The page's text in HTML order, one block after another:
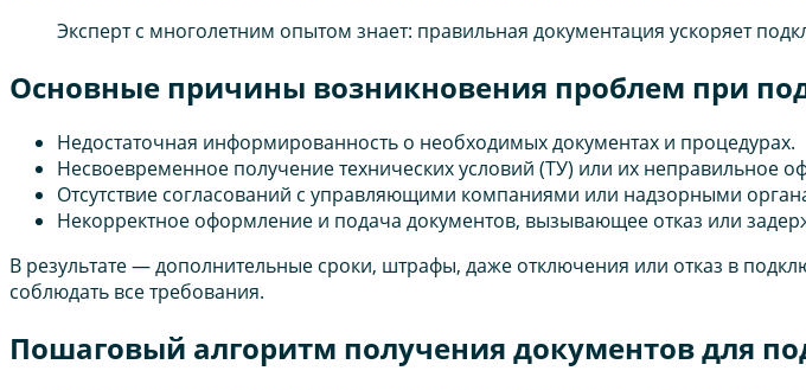
Эксперт с многолетним опытом знает: правильная документация ускоряет
Основные причины возникновения проблем при
Недостаточная информированность о необходимых документах и процедурах.
Несвоевременное получение технических условий (ТУ) или их неправильное
Отсутствие согласований с управляющими компаниями или надзорными
Некорректное оформление и подача документов, вызывающее отказ или
В результате — дополнительные сроки, штрафы, даже отключения или отказ в
соблюдать все требования.
Пошаговый алгоритм получения документов для